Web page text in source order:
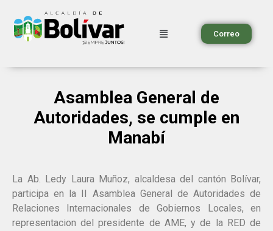
Correo
Asamblea General de
Autoridades, se cumple en
Manabí
La Ab. Ledy Laura Muñoz, alcaldesa del cantón Bolívar,
participa en la II Asamblea General de Autoridades de
Relaciones Internacionales de Gobiernos Locales, en
representacion del presidente de AME, y de la RED de